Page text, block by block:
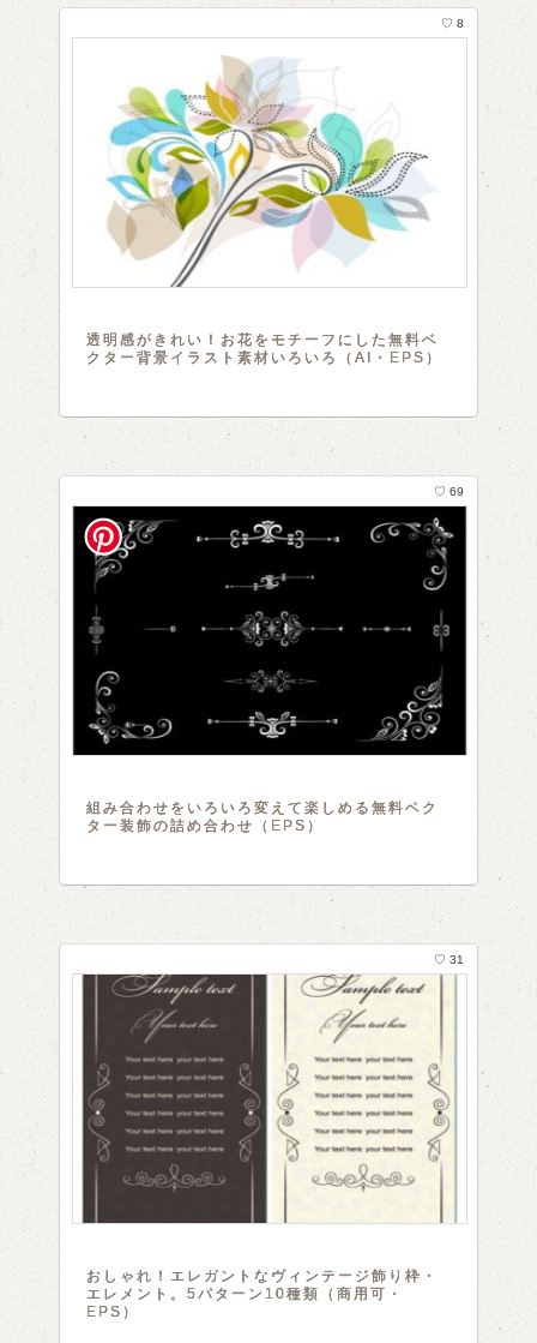
透明感がきれい！お花をモチーフにした無料ベ
クター背景イラスト素材いろいろ（AI・EPS）
♡ 8
組み合わせをいろいろ変えて楽しめる無料ベク
ター装飾の詰め合わせ（EPS）
♡ 69
おしゃれ！エレガントなヴィンテージ飾り枠・
エレメント。5パターン10種類（商用可・
EPS）
♡ 31